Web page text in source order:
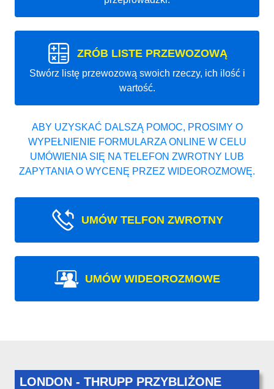
ZRÓB LISTE PRZEWOZOWĄ
Stwórz listę przewozową swoich rzeczy, ich ilość i
wartość.
ABY UZYSKAĆ DALSZĄ POMOC, PROSIMY O
WYPEŁNIENIE FORMULARZA ONLINE W CELU
UMÓWIENIA SIĘ NA TELEFON ZWROTNY LUB
ZAPYTANIA O WYCENĘ PRZEZ WIDEOROZMOWĘ.
UMÓW TELFON ZWROTNY
UMÓW WIDEOROZMOWE
LONDON - THRUPP PRZYBLIŻONE